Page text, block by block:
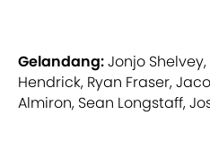
Gelandang:Jonjo
Hendrick, Ryan Fraser,
Almiron, Sean Longstaff,